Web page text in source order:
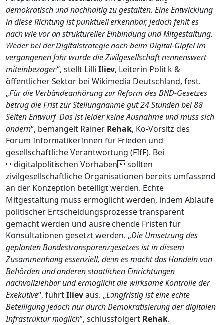
demokratisch und nachhaltig zu gestalten. Eine Entwicklung
in diese Richtung ist punktuell erkennbar, jedoch fehlt es
nach wie vor an struktureller Einbindung und Mitgestaltung.
Weder bei der Digitalstrategie noch beim Digital-Gipfel im
vergangenen Jahr wurde die Zivilgesellschaft nennenswert
miteinbezogen“, stellt Lilli Iliev, Leiterin Politik &
öffentlicher Sektor bei Wikimedia Deutschland, fest.
„Für die Verbändeanhörung zur Reform des BND-Gesetzes
betrug die Frist zur Stellungnahme gut 24 Stunden bei 88
Seiten Entwurf. Das ist leider keine Ausnahme und muss sich
ändern“, bemängelt Rainer Rehak, Ko-Vorsitz des
Forum InformatikerInnen für Frieden und
gesellschaftliche Verantwortung (FIfF). Bei
digitalpolitischen Vorhaben sollten
zivilgesellschaftliche Organisationen bereits umfassend
an der Konzeption beteiligt werden. Echte
Mitgestaltung muss ermöglicht werden, indem Abläufe
politischer Entscheidungsprozesse transparent
gemacht werden und ausreichende Fristen für
Konsultationen gesetzt werden. „Die Umsetzung des
geplanten Bundestransparenzgesetzes ist in diesem
Zusammenhang essenziell, denn es macht das Handeln von
Behörden und anderen staatlichen Einrichtungen
nachvollziehbar und ermöglicht die wirksame Kontrolle der
Exekutive“, führtIlievaus. „Langfristig ist eine echte
Beteiligung jedoch nur durch Demokratisierung der digitalen
Infrastruktur möglich”, schlussfolgert Rehak.